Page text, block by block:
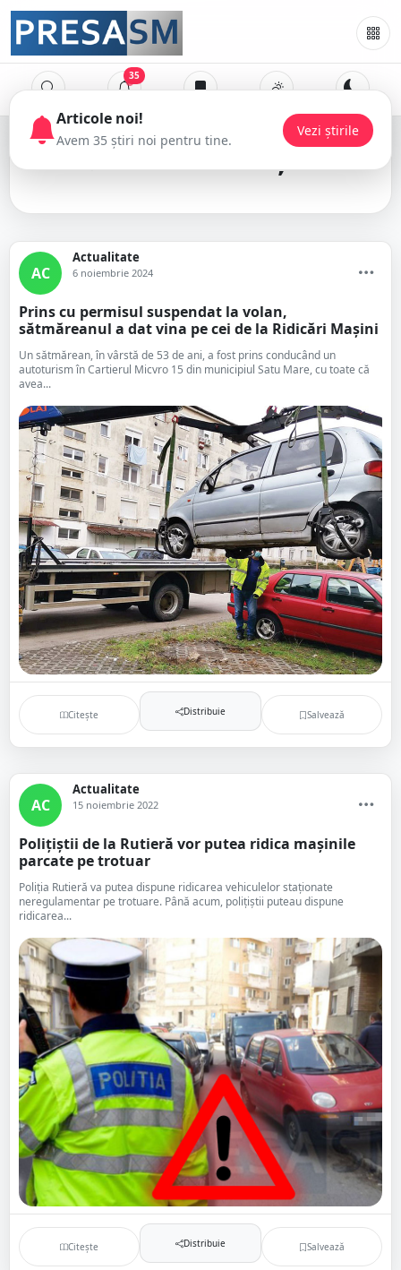
35
ridicare mașini
AC
Actualitate
6 noiembrie 2024
Prins cu permisul suspendat la volan,
sătmăreanul a dat vina pe cei de la Ridicări Mașini
Un sătmărean, în vârstă de 53 de ani, a fost prins conducând un
autoturism în Cartierul Micvro 15 din municipiul Satu Mare, cu toate că
avea...
Citește Distribuie Salvează
AC
Actualitate
15 noiembrie 2022
Polițiștii de la Rutieră vor putea ridica mașinile
parcate pe trotuar
Poliţia Rutieră va putea dispune ridicarea vehiculelor staţionate
neregulamentar pe trotuare. Până acum, polițiștii puteau dispune
ridicarea...
Citește Distribuie Salvează